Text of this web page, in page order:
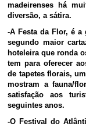
madeirenses há
diversão, a sátira.
-A Festa da Flor, é a
segundo maior
hoteleira que ronda
tem para oferecer
de tapetes florais,
mostram a fauna/
satisfação aos
seguintes anos.
-O Festival do